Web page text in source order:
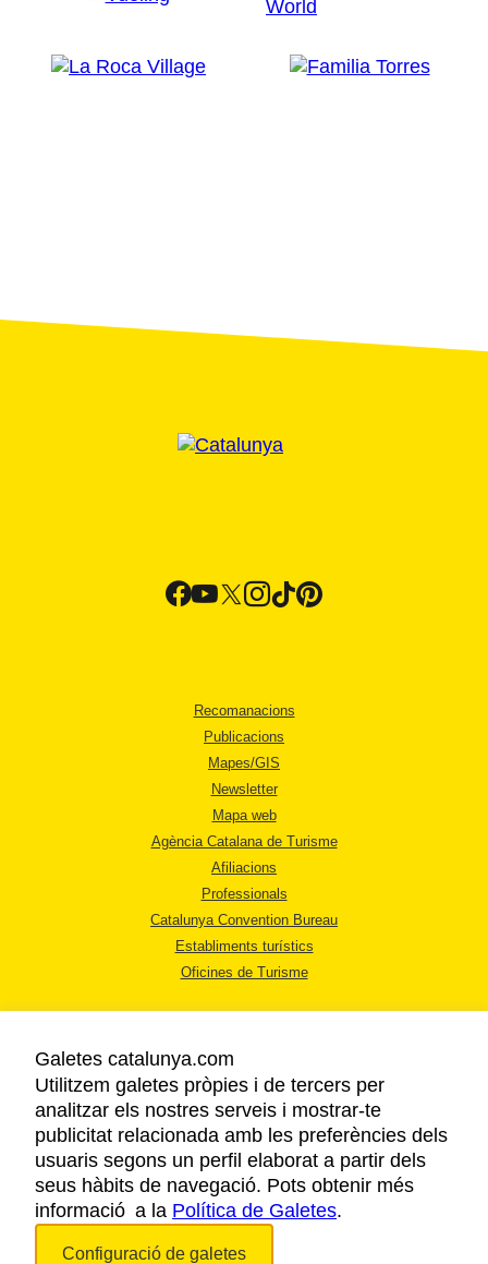
Recomanacions
Publicacions
Mapes/GIS
Newsletter
Mapa web
Agència Catalana de Turisme
Afiliacions
Professionals
Catalunya Convention Bureau
Establiments turístics
Oficines de Turisme
AVÍS LEGAL
POLÍTICA DE PRIVACITAT
COOKIES
ACCESSIBILITAT
Galetes catalunya.com
Utilitzem galetes pròpies i de tercers per
analitzar els nostres serveis i mostrar-te
publicitat relacionada amb les preferències dels
usuaris segons un perfil elaborat a partir dels
seus hàbits de navegació. Pots obtenir més
informació a la Política de Galetes.
Configuració de galetes